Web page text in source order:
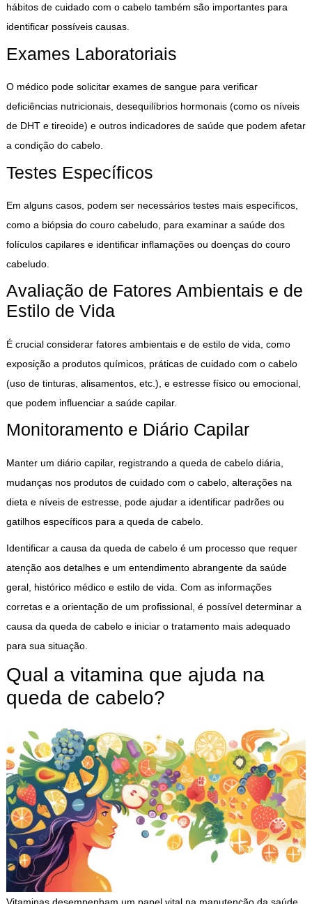
hábitos de cuidado com o cabelo também são importantes para
identificar possíveis causas.
Exames Laboratoriais
O médico pode solicitar exames de sangue para verificar
deficiências nutricionais, desequilíbrios hormonais (como os níveis
de DHT e tireoide) e outros indicadores de saúde que podem afetar
a condição do cabelo.
Testes Específicos
Em alguns casos, podem ser necessários testes mais específicos,
como a biópsia do couro cabeludo, para examinar a saúde dos
folículos capilares e identificar inflamações ou doenças do couro
cabeludo.
Avaliação de Fatores Ambientais e de
Estilo de Vida
É crucial considerar fatores ambientais e de estilo de vida, como
exposição a produtos químicos, práticas de cuidado com o cabelo
(uso de tinturas, alisamentos, etc.), e estresse físico ou emocional,
que podem influenciar a saúde capilar.
Monitoramento e Diário Capilar
Manter um diário capilar, registrando a queda de cabelo diária,
mudanças nos produtos de cuidado com o cabelo, alterações na
dieta e níveis de estresse, pode ajudar a identificar padrões ou
gatilhos específicos para a queda de cabelo.
Identificar a causa da queda de cabelo é um processo que requer
atenção aos detalhes e um entendimento abrangente da saúde
geral, histórico médico e estilo de vida. Com as informações
corretas e a orientação de um profissional, é possível determinar a
causa da queda de cabelo e iniciar o tratamento mais adequado
para sua situação.
Qual a vitamina que ajuda na
queda de cabelo?
Vitaminas desempenham um papel vital na manutenção da saúde